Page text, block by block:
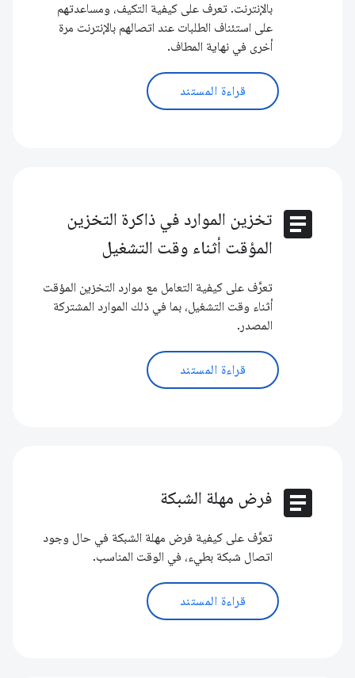
بالإنترنت. تعرف على كيفية التكيف، ومساعدتهم
على استئناف الطلبات عند اتصالهم بالإنترنت مرة
أخرى في نهاية المطاف.
قراءة المستند
article تخزين الموارد في ذاكرة التخزين
المؤقت أثناء وقت التشغيل
تعرَّف على كيفية التعامل مع موارد التخزين المؤقت
أثناء وقت التشغيل، بما في ذلك الموارد المشتركة
المصدر.
قراءة المستند
article فرض مهلة الشبكة
تعرَّف على كيفية فرض مهلة الشبكة في حال وجود
اتصال شبكة بطيء، في الوقت المناسب.
قراءة المستند